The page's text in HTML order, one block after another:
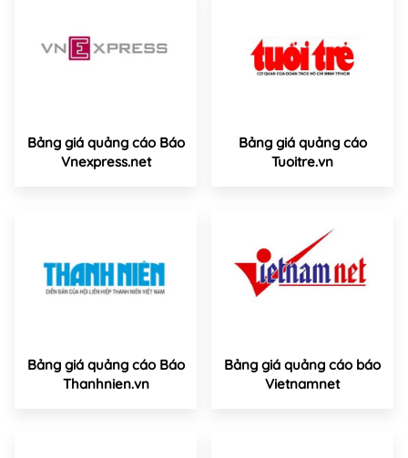
Bảng giá quảng cáo Báo
Vnexpress.net
Bảng giá quảng cáo
Tuoitre.vn
Bảng giá quảng cáo Báo
Thanhnien.vn
Bảng giá quảng cáo báo
Vietnamnet